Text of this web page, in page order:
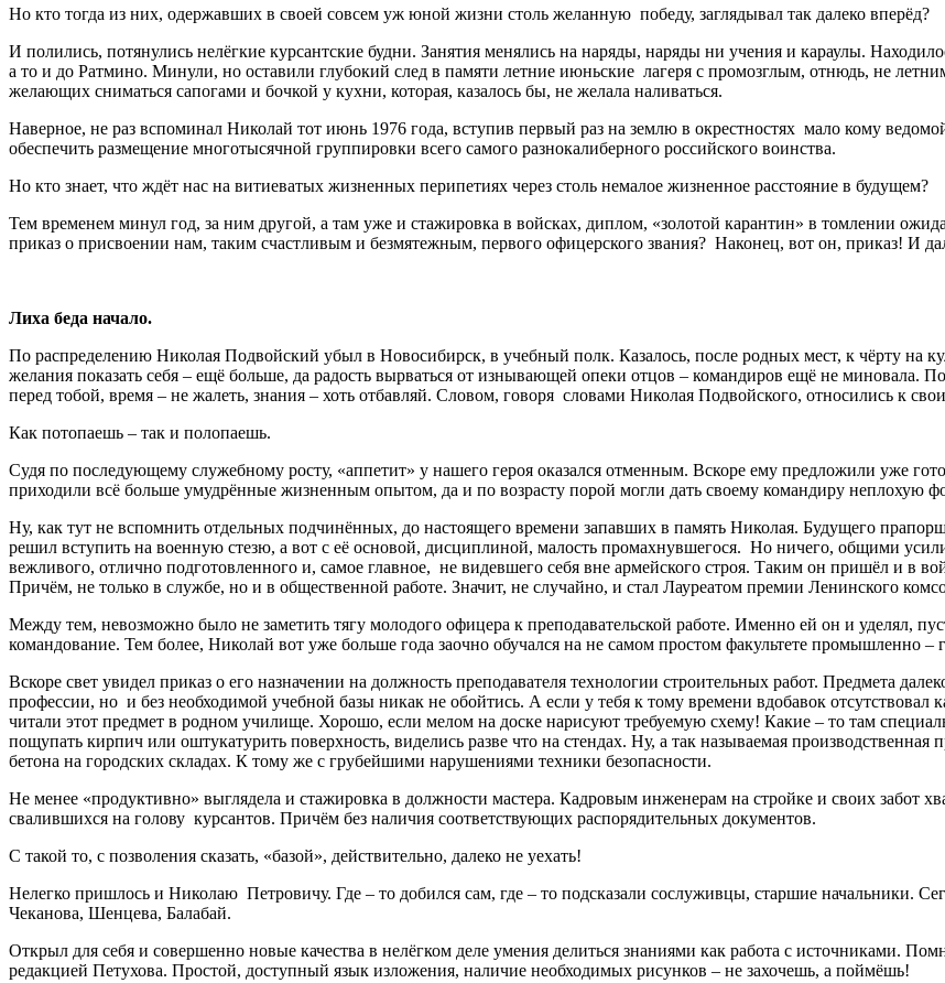
Но кто тогда из них, одержавших в своей совсем уж юной жизни столь желанную победу, заглядывал так далеко вперёд?
И полились, потянулись нелёгкие курсантские будни. Занятия менялись на наряды, наряды ни учения и караулы.
а то и до Ратмино. Минули, но оставили глубокий след в памяти летние июньские лагеря с промозглым, отнюдь, не
желающих сниматься сапогами и бочкой у кухни, которая, казалось бы, не желала наливаться.
Наверное, не раз вспоминал Николай тот июнь 1976 года, вступив первый раз на землю в окрестностях мало кому
обеспечить размещение многотысячной группировки всего самого разнокалиберного российского воинства.
Но кто знает, что ждёт нас на витиеватых жизненных перипетиях через столь немалое жизненное расстояние в будущем?
Тем временем минул год, за ним другой, а там уже и стажировка в войсках, диплом, «золотой карантин» в томлении
приказ о присвоении нам, таким счастливым и безмятежным, первого офицерского звания? Наконец, вот он, приказ! И
Лиха беда начало.
По распределению Николая Подвойский убыл в Новосибирск, в учебный полк. Казалось, после родных мест, к чёрту на
желания показать себя – ещё больше, да радость вырваться от изнывающей опеки отцов – командиров ещё не миновала.
перед тобой, время – не жалеть, знания – хоть отбавляй. Словом, говоря словами Николая Подвойского, относились к
Как потопаешь – так и полопаешь.
Судя по последующему служебному росту, «аппетит» у нашего героя оказался отменным. Вскоре ему предложили уже
приходили всё больше умудрённые жизненным опытом, да и по возрасту порой могли дать своему командиру неплохую
Ну, как тут не вспомнить отдельных подчинённых, до настоящего времени запавших в память Николая. Будущего
решил вступить на военную стезю, а вот с её основой, дисциплиной, малость промахнувшегося. Но ничего, общими
вежливого, отлично подготовленного и, самое главное, не видевшего себя вне армейского строя. Таким он пришёл и в
Причём, не только в службе, но и в общественной работе. Значит, не случайно, и стал Лауреатом премии Ленинского
Между тем, невозможно было не заметить тягу молодого офицера к преподавательской работе. Именно ей он и уделял,
командование. Тем более, Николай вот уже больше года заочно обучался на не самом простом факультете промышленно –
Вскоре свет увидел приказ о его назначении на должность преподавателя технологии строительных работ. Предмета
профессии, но и без необходимой учебной базы никак не обойтись. А если у тебя к тому времени вдобавок
читали этот предмет в родном училище. Хорошо, если мелом на доске нарисуют требуемую схему! Какие – то там
пощупать кирпич или оштукатурить поверхность, виделись разве что на стендах. Ну, а так называемая производственная
бетона на городских складах. К тому же с грубейшими нарушениями техники безопасности.
Не менее «продуктивно» выглядела и стажировка в должности мастера. Кадровым инженерам на стройке и своих забот
свалившихся на голову курсантов. Причём без наличия соответствующих распорядительных документов.
С такой то, с позволения сказать, «базой», действительно, далеко не уехать!
Нелегко пришлось и Николаю Петровичу. Где – то добился сам, где – то подсказали сослуживцы, старшие начальники.
Чеканова, Шенцева, Балабай.
Открыл для себя и совершенно новые качества в нелёгком деле умения делиться знаниями как работа с источниками.
редакцией Петухова. Простой, доступный язык изложения, наличие необходимых рисунков – не захочешь, а поймёшь!